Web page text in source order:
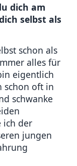
dich am
selbst als
schon als
alles für
eigentlich
schon oft in
schwanke
ich der
jungen